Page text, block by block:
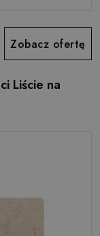
Zobacz ofertę
Liście na